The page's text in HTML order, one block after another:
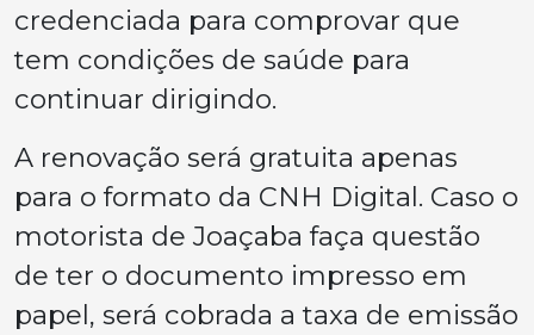
credenciada para comprovar que
tem condições de saúde para
continuar dirigindo.
A renovação será gratuita apenas
para o formato da CNH Digital. Caso o
motorista de Joaçaba faça questão
de ter o documento impresso em
papel, será cobrada a taxa de emissão